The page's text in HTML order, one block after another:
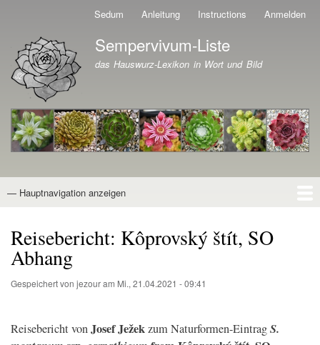
Direkt
zum
Inhalt
Sedum Anleitung Instructions Anmelden
Branding der Website
Sempervivum-Liste
das Hauswurz-Lexikon in Wort und Bild
Hauptnavigation
— Hauptnavigation anzeigen
Reisebericht: Kôprovský štít, SO
Abhang
Gespeichert von jezouram Mi., 21.04.2021 - 09:41
Reisebericht vonJosef Ježekzum Naturformen-EintragS.